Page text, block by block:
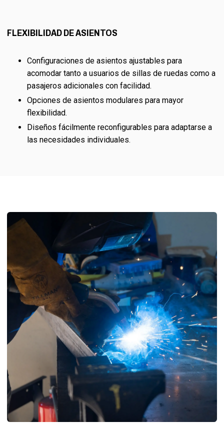
FLEXIBILIDAD DE ASIENTOS
Configuraciones de asientos ajustables para
acomodar tanto a usuarios de sillas de ruedas como a
pasajeros adicionales con facilidad.
Opciones de asientos modulares para mayor
flexibilidad.
Diseños fácilmente reconfigurables para adaptarse a
las necesidades individuales.